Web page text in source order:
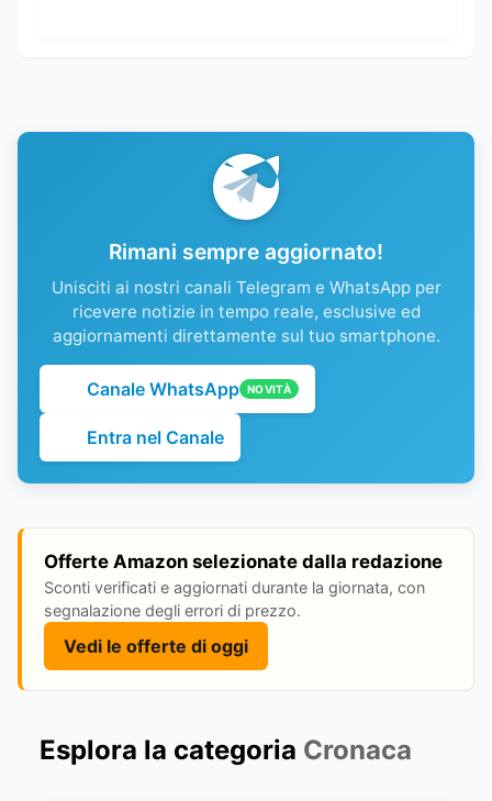
Rimani sempre aggiornato!
Unisciti ai nostri canali Telegram e WhatsApp per
ricevere notizie in tempo reale, esclusive ed
aggiornamenti direttamente sul tuo smartphone.
Canale WhatsApp NOVITÀ
Entra nel Canale
Offerte Amazon selezionate dalla redazione
Sconti verificati e aggiornati durante la giornata, con
segnalazione degli errori di prezzo.
Vedi le offerte di oggi
Esplora la categoria Cronaca